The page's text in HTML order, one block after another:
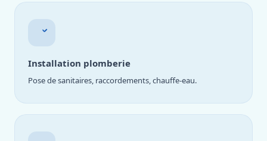
Installation plomberie
Pose de sanitaires, raccordements, chauffe-eau.